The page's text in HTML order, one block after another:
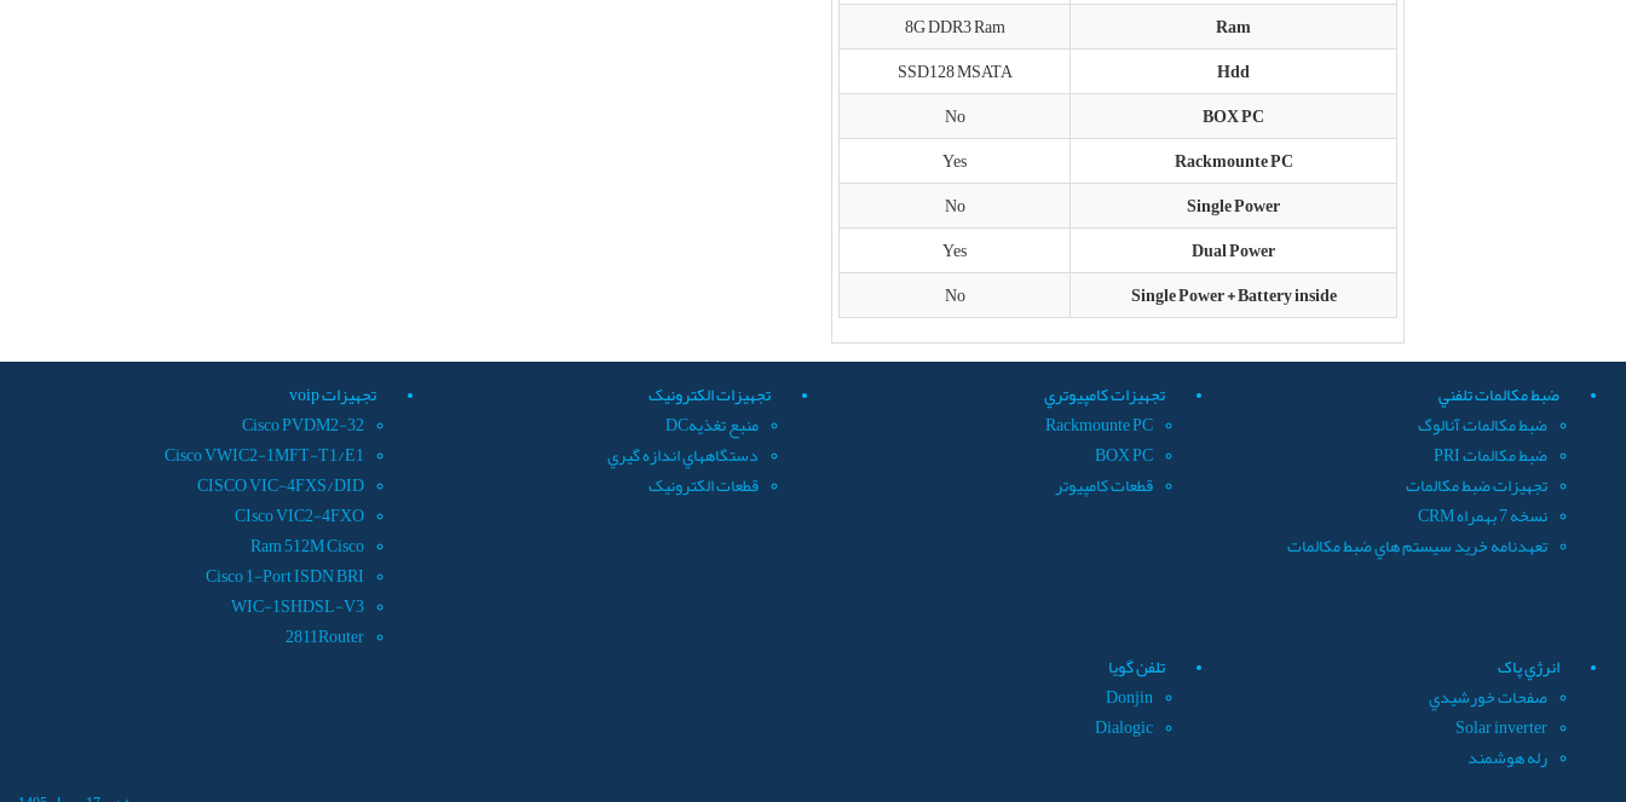
Ram
8G DDR3 Ram
Hdd
SSD128 MSATA
BOX PC
No
Rackmounte PC
Yes
Single Power
No
Dual Power
Yes
Single Power + Battery inside
No
ضبط مکالمات تلفني
ضبط مکالمات آنالوگ
ضبط مکالمات PRI
تجهيزات ضبط مکالمات
نسخه 7 بهمراه CRM
تعهدنامه خريد سيستم هاي ضبط مکالمات
تجهيزات کامپيوتري
Rackmounte PC
BOX PC
قطعات کامپيوتر
تجهيزات الکترونيک
منبع تغذيهDC
دستگاههاي اندازه گيري
قطعات الکترونيک
تجهيزات voip
Cisco PVDM2-32
Cisco VWIC2-1MFT-T1/E1
CISCO VIC-4FXS/DID
CIsco VIC2-4FXO
Ram 512M Cisco
Cisco 1-Port ISDN BRI
WIC-1SHDSL-V3
2811Router
انرژي پاک
صفحات خورشيدي
Solar inverter
رله هوشمند
تلفن گويا
Donjin
Dialogic